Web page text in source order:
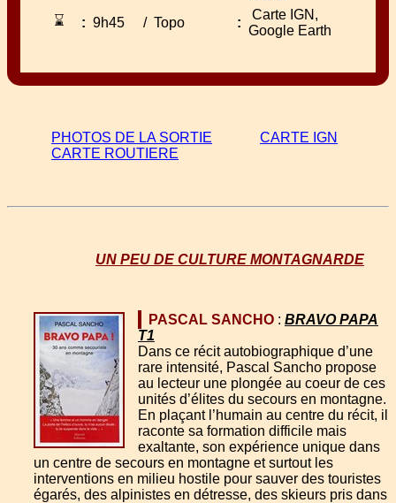
⌛
: 9h45 / Topo :
Carte IGN,
Google Earth
PHOTOS DE LA SORTIE
CARTE IGN
CARTE ROUTIERE
UN PEU DE CULTURE MONTAGNARDE
PASCAL SANCHO : BRAVO PAPA
T1
Dans ce récit autobiographique d’une
rare intensité, Pascal Sancho propose
au lecteur une plongée au coeur de ces
unités d’élites du secours en montagne.
En plaçant l’humain au centre du récit, il
raconte sa formation difficile mais
exaltante, son expérience unique dans
un centre de secours en montagne et surtout les
interventions en milieu hostile pour sauver des touristes
égarés, des alpinistes en détresse, des skieurs pris dans